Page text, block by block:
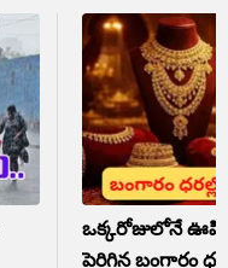
ఒక్కరోజులోనే
పెరిగిన బంగారం